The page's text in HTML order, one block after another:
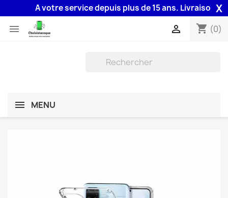
A votre service depuis plus de 15 ans. Livraison 48H
X
 shopping_cart (0)

MENU